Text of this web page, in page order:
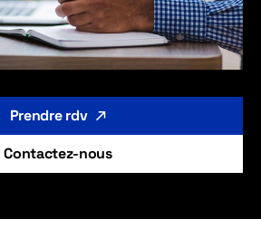
Prendre rdv
Contactez-nous